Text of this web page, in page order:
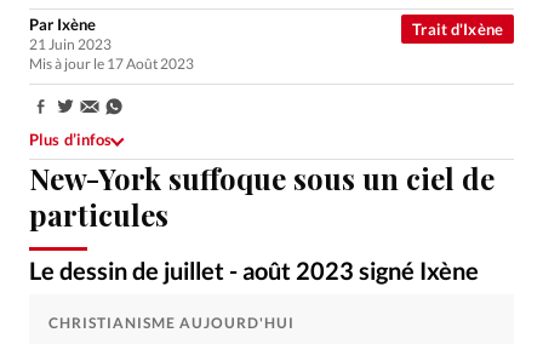
Monde
Opinions
Tous les articles
Faire un don
Emploi
Se connecter
New-York suffoque sous un ciel de
particules
Le dessin de juillet - août 2023 signé Ixène
Trait d'Ixène
Par Ixène
21 Juin 2023
Mis à jour le 17 Août 2023
Partager:
Plus d’infos
©Ixène
CHRISTIANISME AUJOURD'HUI